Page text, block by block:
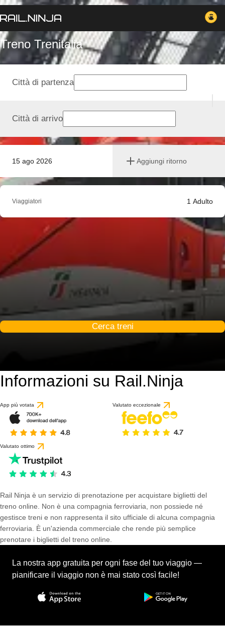
Treno Trenitalia
15 ago 2026 Aggiungi ritorno
Città di partenza
Città di arrivo
Viaggiatori 1 Adulto
Cerca treni
Informazioni su Rail.Ninja
App più votata Valutato eccezionale
Valutato ottimo
Rail Ninja è un servizio di prenotazione per acquistare biglietti del
treno online. Non è una compagnia ferroviaria, non possiede né
gestisce treni e non rappresenta il sito ufficiale di alcuna compagnia
ferroviaria. È un'azienda commerciale che rende più semplice
prenotare i biglietti del treno online.
La nostra app gratuita per ogni fase del tuo viaggio —
pianificare il viaggio non è mai stato così facile!